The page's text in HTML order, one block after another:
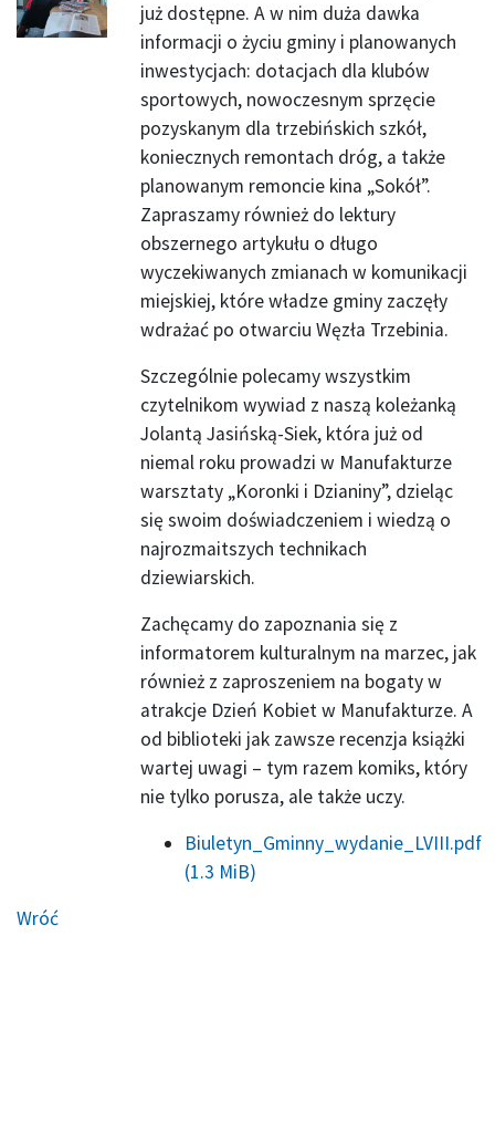
już dostępne. A w nim duża dawka
informacji o życiu gminy i planowanych
inwestycjach: dotacjach dla klubów
sportowych, nowoczesnym sprzęcie
pozyskanym dla trzebińskich szkół,
koniecznych remontach dróg, a także
planowanym remoncie kina „Sokół”.
Zapraszamy również do lektury
obszernego artykułu o długo
wyczekiwanych zmianach w komunikacji
miejskiej, które władze gminy zaczęły
wdrażać po otwarciu Węzła Trzebinia.
Szczególnie polecamy wszystkim
czytelnikom wywiad z naszą koleżanką
Jolantą Jasińską-Siek, która już od
niemal roku prowadzi w Manufakturze
warsztaty „Koronki i Dzianiny”, dzieląc
się swoim doświadczeniem i wiedzą o
najrozmaitszych technikach
dziewiarskich.
Zachęcamy do zapoznania się z
informatorem kulturalnym na marzec, jak
również z zaproszeniem na bogaty w
atrakcje Dzień Kobiet w Manufakturze. A
od biblioteki jak zawsze recenzja książki
wartej uwagi – tym razem komiks, który
nie tylko porusza, ale także uczy.
Biuletyn_Gminny_wydanie_LVIII.pdf
(1.3 MiB)
Wróć